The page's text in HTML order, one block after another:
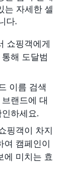
는 자세한 셀
다.
쇼핑객에게
해 도달범
이름 검색
랜드에 대
하세요.
핑객이 차지
여 캠페인이
에 미치는 효